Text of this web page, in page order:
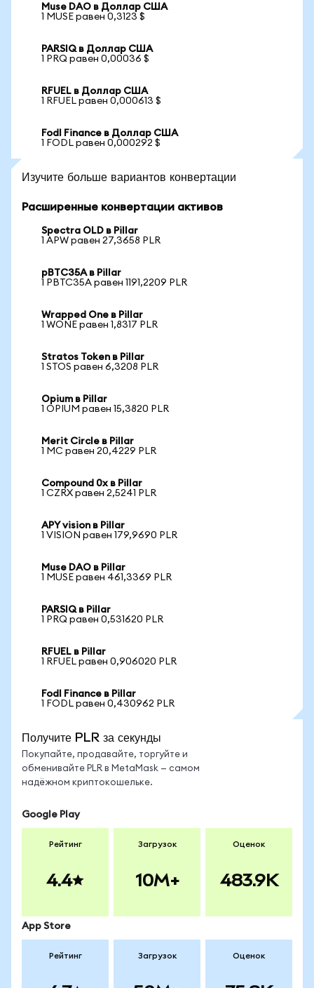
Muse DAO в Доллар США
1 MUSE равен 0,3123 $
PARSIQ в Доллар США
1 PRQ равен 0,00036 $
RFUEL в Доллар США
1 RFUEL равен 0,000613 $
Fodl Finance в Доллар США
1 FODL равен 0,000292 $
Изучите больше вариантов конвертации
Расширенные конвертации активов
Spectra OLD в Pillar
1 APW равен 27,3658 PLR
pBTC35A в Pillar
1 PBTC35A равен 1191,2209 PLR
Wrapped One в Pillar
1 WONE равен 1,8317 PLR
Stratos Token в Pillar
1 STOS равен 6,3208 PLR
Opium в Pillar
1 OPIUM равен 15,3820 PLR
Merit Circle в Pillar
1 MC равен 20,4229 PLR
Compound 0x в Pillar
1 CZRX равен 2,5241 PLR
APY vision в Pillar
1 VISION равен 179,9690 PLR
Muse DAO в Pillar
1 MUSE равен 461,3369 PLR
PARSIQ в Pillar
1 PRQ равен 0,531620 PLR
RFUEL в Pillar
1 RFUEL равен 0,906020 PLR
Fodl Finance в Pillar
1 FODL равен 0,430962 PLR
Получите PLR за секунды
Покупайте, продавайте, торгуйте и
обменивайте PLR в MetaMask — самом
надёжном криптокошельке.
Google Play
Рейтинг
4.4
Загрузок
10M+
Оценок
483.9K
App Store
Рейтинг Загрузок Оценок